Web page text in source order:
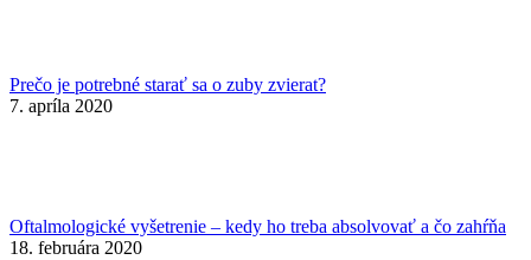
Prečo je potrebné starať sa o zuby zvierat?
7. apríla 2020
Oftalmologické vyšetrenie – kedy ho treba absolvovať a čo zahŕňa
18. februára 2020